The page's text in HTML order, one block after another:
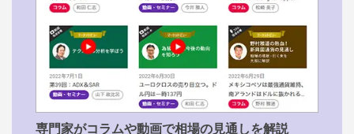
専門家がコラムや動画で相場の見通しを解説